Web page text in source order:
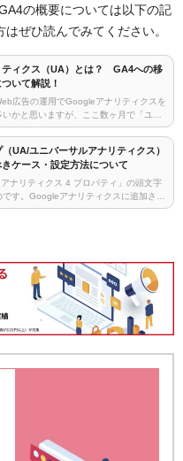
の概要については以下の記
ぜひ読んでみてください。
ティクス（UA）とは？ GA4への移
いて解説！
広告の運用でGoogleアナリティクスを
かと思いますが、ここ数ヶ月で「ユニ
ス プロパティ（以下、UA）」「Google
UA/ユニバーサルアナリティクス）
ケース・設定方法について
ナリティクス 4 プロパティ」の頭文字
す。Googleアナリティクスに追加され
来のGoogleアナリティクスとは異なる